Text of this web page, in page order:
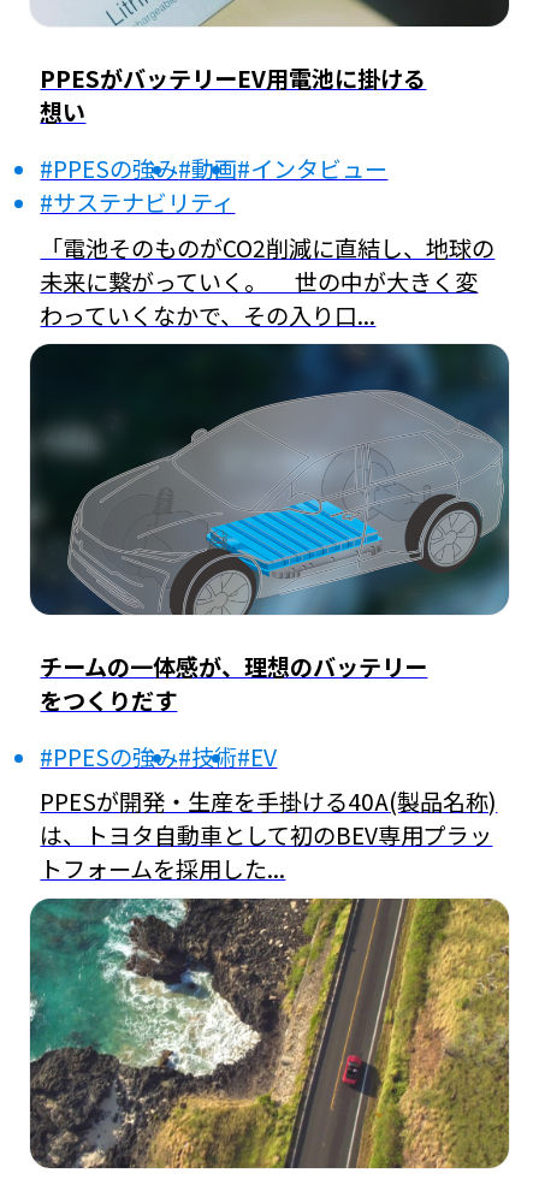
PPESがバッテリーEV用電池に掛ける
想い
#PPESの強み#動画#インタビュー
#サステナビリティ
「電池そのものがCO2削減に直結し、地球の
未来に繋がっていく。 世の中が大きく変
わっていくなかで、その入り口...
チームの一体感が、理想のバッテリー
をつくりだす
#PPESの強み#技術#EV
PPESが開発・生産を手掛ける40A(製品名称)
は、トヨタ自動車として初のBEV専用プラッ
トフォームを採用した...